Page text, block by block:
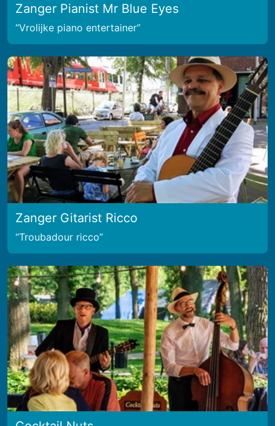
Zanger Pianist Mr Blue Eyes
Vrolijke piano entertainer
Zanger Gitarist Ricco
Troubadour ricco